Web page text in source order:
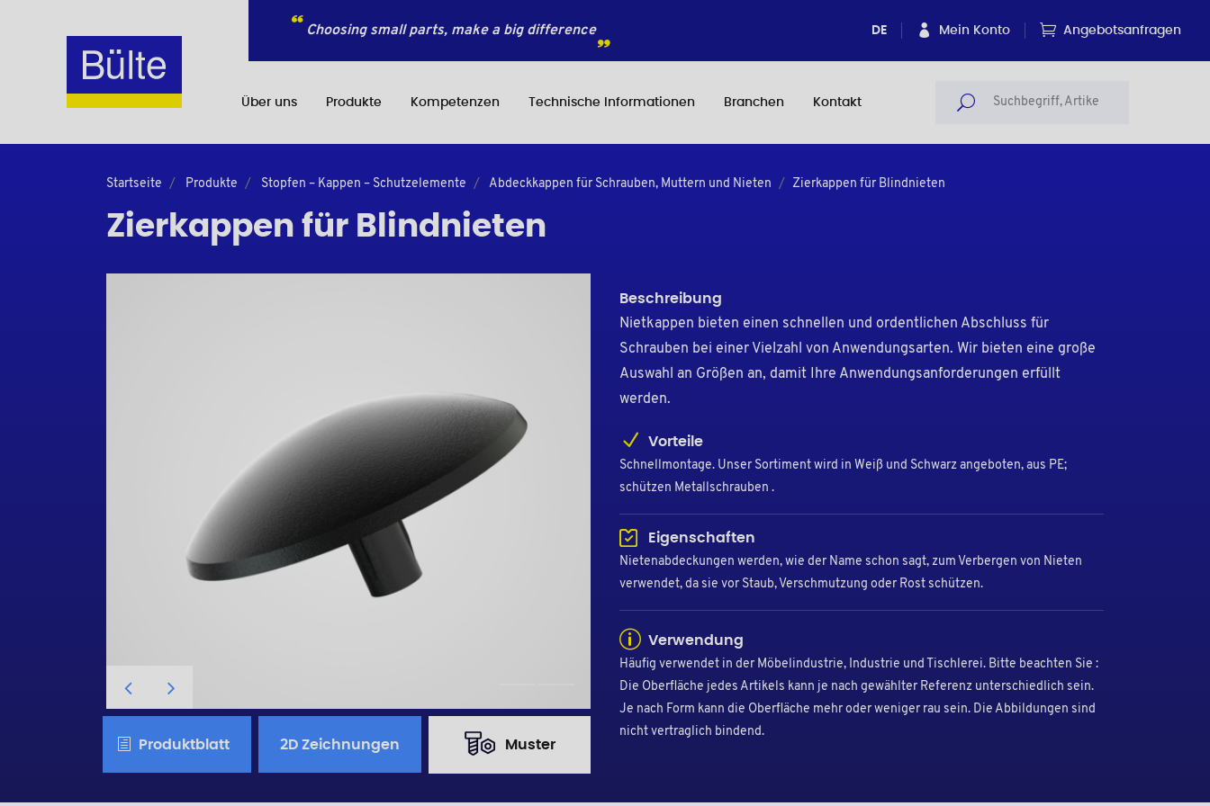
Choosing small parts, make a big difference DE Mein Konto Angebotsanfragen
Über uns Produkte Kompetenzen Technische Informationen Branchen Kontakt
Startseite Produkte Stopfen – Kappen – Schutzelemente Abdeckkappen für Schrauben, Muttern und Nieten Zierkappen für Blindnieten
Zierkappen für Blindnieten
Produktblatt 2D Zeichnungen Muster
Beschreibung
Nietkappen bieten einen schnellen und ordentlichen Abschluss für
Schrauben bei einer Vielzahl von Anwendungsarten. Wir bieten eine große
Auswahl an Größen an, damit Ihre Anwendungsanforderungen erfüllt
werden.
Vorteile
Schnellmontage. Unser Sortiment wird in Weiß und Schwarz angeboten, aus PE;
schützen Metallschrauben .
Eigenschaften
Nietenabdeckungen werden, wie der Name schon sagt, zum Verbergen von Nieten
verwendet, da sie vor Staub, Verschmutzung oder Rost schützen.
Verwendung
Häufig verwendet in der Möbelindustrie, Industrie und Tischlerei. Bitte beachten Sie :
Die Oberfläche jedes Artikels kann je nach gewählter Referenz unterschiedlich sein.
Je nach Form kann die Oberfläche mehr oder weniger rau sein. Die Abbildungen sind
nicht vertraglich bindend.